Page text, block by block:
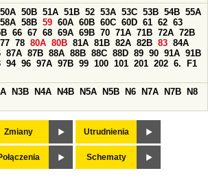
50A 50B 51A 51B 52 53A 53C 53B 54B 55A
58A 58B 59 60A 60B 60C 60D 61 62 63
66 67 68 69A 69B 70 71A 71B 72A 72B
77 78 80A 80B 81A 81B 82A 82B 83 84A
87A 87B 88A 88B 88C 88D 89 90 91A 91B
94 96 97A 97B 99 100 101 201 202 6.
F1
N3B N4A N4B N5A N5B N6 N7A N7B
N8
Zmiany Utrudnienia
Schematy